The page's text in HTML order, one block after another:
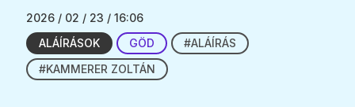
2026 / 02 / 23 / 16:06
ALÁÍRÁSOK
GÖD
#ALÁÍRÁS
#KAMMERER ZOLTÁN